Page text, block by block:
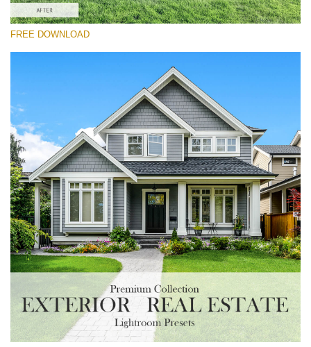
(1432 Lr Presets)
Скачать Бесплатно
FREE DOWNLOAD